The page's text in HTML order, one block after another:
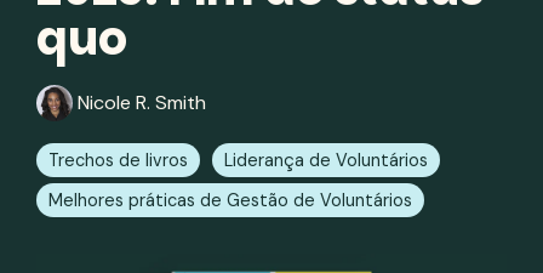
quo
Nicole R. Smith
Trechos de livros
Liderança de Voluntários
Melhores práticas de Gestão de Voluntários